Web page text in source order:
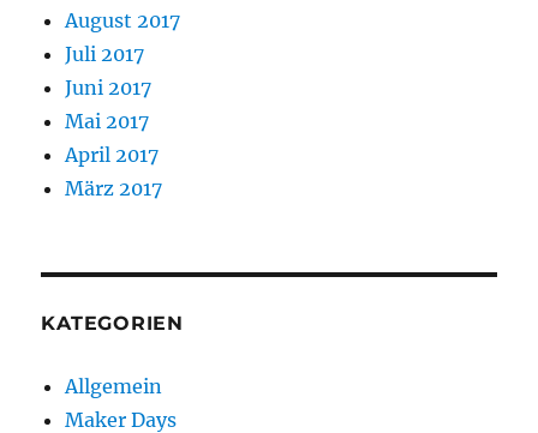
August 2017
Juli 2017
Juni 2017
Mai 2017
April 2017
März 2017
KATEGORIEN
Allgemein
Maker Days